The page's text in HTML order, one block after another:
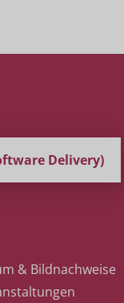
Delivery)
& Bildnachweise